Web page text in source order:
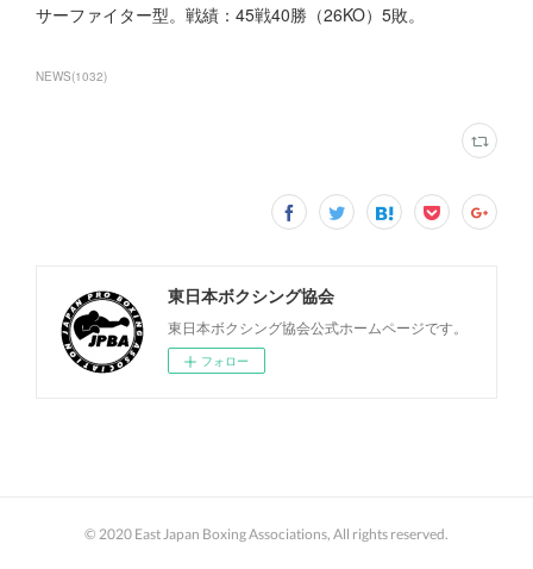
サーファイター型。戦績：45戦40勝（26KO）5敗。
NEWS(1032)
東日本ボクシング協会
東日本ボクシング協会公式ホームページです。
フォロー
© 2020 East Japan Boxing Associations, All rights reserved.